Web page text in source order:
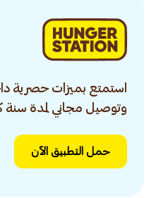
استمتع بميزات
وتوصيل مجاني لمدة سنة
حمل التطبيق الآن